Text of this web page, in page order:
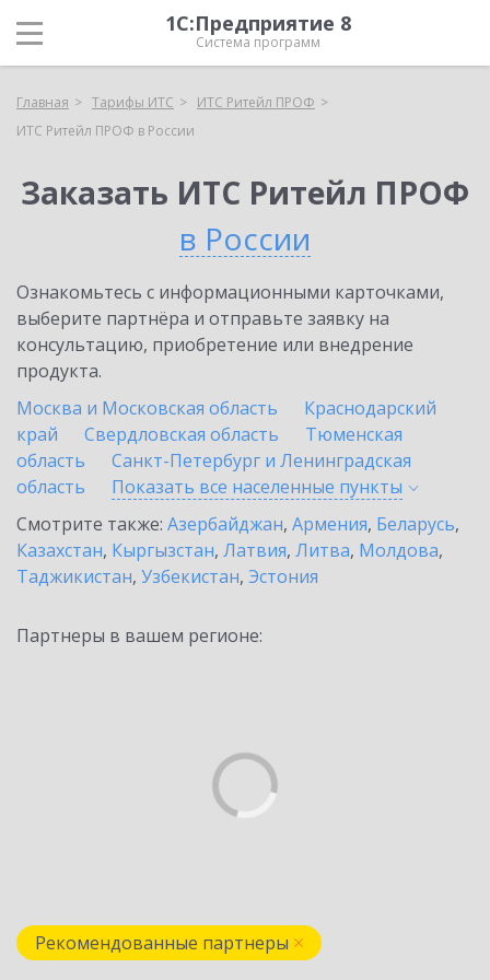
1С:Предприятие 8
Система программ
Главная Тарифы ИТС
ИТС Ритейл ПРОФ
ИТС Ритейл ПРОФ в России
Заказать ИТС Ритейл ПРОФ
в России
Ознакомьтесь с информационными карточками,
выберите партнёра и отправьте заявку на
консультацию, приобретение или внедрение
продукта.
Москва и Московская область
Краснодарский
край
Свердловская область
Тюменская
область
Санкт-Петербург и Ленинградская
область
Показать все населенные пункты
Смотрите также: Азербайджан, Армения, Беларусь,
Казахстан, Кыргызстан, Латвия, Литва, Молдова,
Таджикистан, Узбекистан, Эстония
Партнеры в вашем регионе:
Рекомендованные партнеры